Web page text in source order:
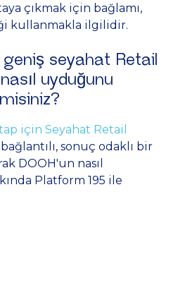
çıkmak için bağlamı,
kullanmakla ilgilidir.
seyahat Retail
uyduğunu
için Seyahat Retail
sonuç odaklı bir
DOOH'un nasıl
Platform 195 ile